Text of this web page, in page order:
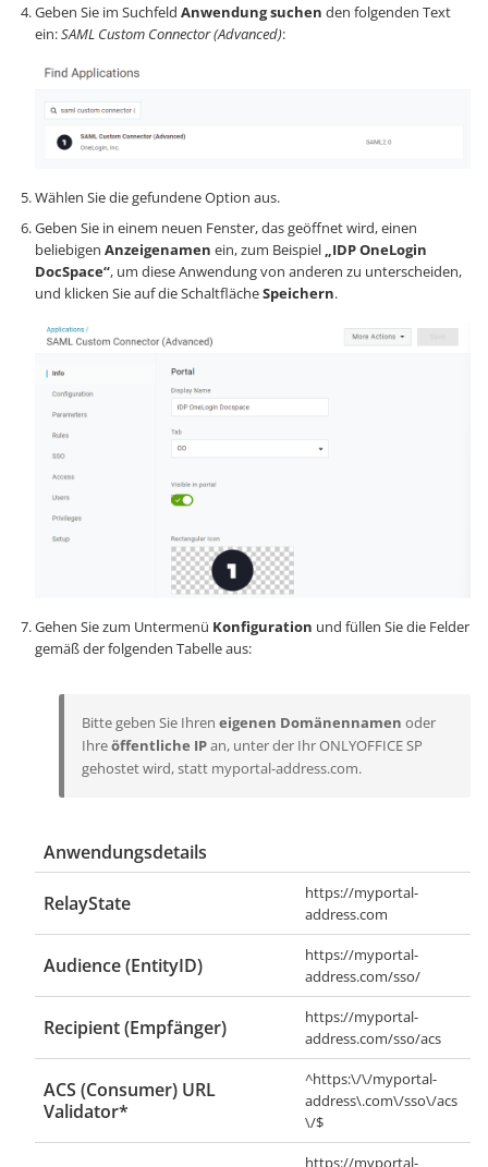
Geben Sie im Suchfeld Anwendung suchen den folgenden Text
ein:SAML Custom Connector (Advanced):
Wählen Sie die gefundene Option aus.
Geben Sie in einem neuen Fenster, das geöffnet wird, einen
beliebigen Anzeigenamen ein, zum Beispiel „IDP OneLogin
DocSpace“, um diese Anwendung von anderen zu unterscheiden,
und klicken Sie auf die SchaltflächeSpeichern.
Gehen Sie zum Untermenü Konfiguration und füllen Sie die Felder
gemäß der folgenden Tabelle aus:
Bitte geben Sie Ihren eigenen Domänennamen oder
Ihreöffentliche IPan, unter der Ihr ONLYOFFICE SP
gehostet wird, statt myportal-address.com.
Anwendungsdetails
RelayState
https://myportal-
address.com
Audience (EntityID)
https://myportal-
address.com/sso/
Recipient (Empfänger)
https://myportal-
address.com/sso/acs
ACS (Consumer) URL
Validator*
^https:\/\/myportal-
address\.com\/sso\/acs
\/$
https://myportal-